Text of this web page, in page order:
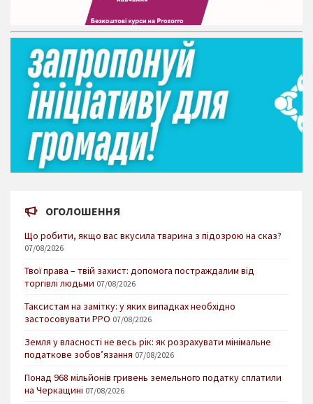
ОГОЛОШЕННЯ
Що робити, якщо вас вкусила тварина з підозрою на сказ?
07/08/2026
Твої права – твій захист: допомога постраждалим від
торгівлі людьми 07/08/2026
Таксистам на замітку: у яких випадках необхідно
застосовувати РРО 07/08/2026
Земля у власності не весь рік: як розрахувати мінімальне
податкове зобов’язання 07/08/2026
Понад 968 мільйонів гривень земельного податку сплатили
на Черкащині 07/08/2026